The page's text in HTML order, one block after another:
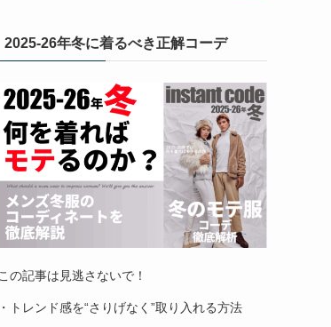
2025-26年冬に着るべき正解コーデ
この記事は見逃さないで！
・トレンド感を“さりげなく”取り入れる方法